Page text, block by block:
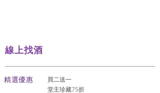
線上找酒
​精選優惠
買二送一
堂主珍藏75折